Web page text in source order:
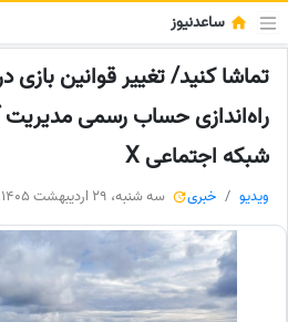
ساعدنیوز
تماشا کنید/ تغییر قوانین بازی
راه‌اندازی حساب رسمی مدیریت
شبکه اجتماعی X
ویدیو خبری سه شنبه، 29 اردیبهشت 1405